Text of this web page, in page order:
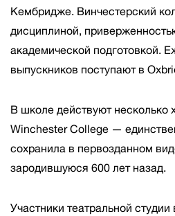
Кембридже. Винчестерский
дисциплиной,
академической подготовкой.
выпускников поступают в
В школе действуют несколько
Winchester College —
сохранила в первозданном
зародившуюся 600 лет назад.
Участники театральной